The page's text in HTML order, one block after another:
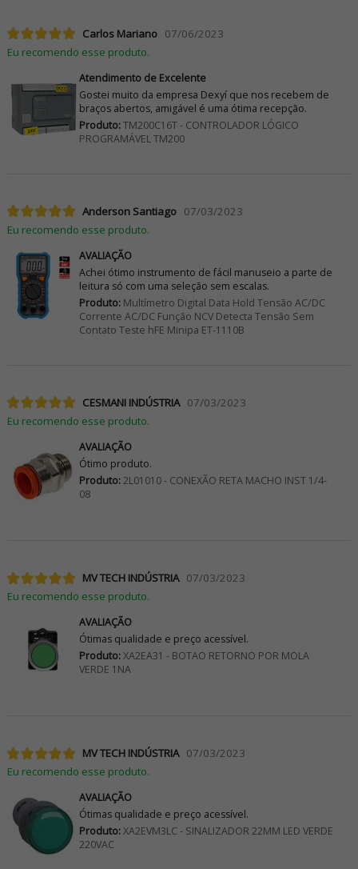
Carlos Mariano 07/06/2023
Eu recomendo esse produto.
Atendimento de Excelente
Gostei muito da empresa Dexyí que nos recebem de
braços abertos, amigável é uma ótima recepção.
Produto:TM200C16T - CONTROLADOR LÓGICO
PROGRAMÁVEL TM200
Anderson Santiago 07/03/2023
Eu recomendo esse produto.
AVALIAÇÃO
Achei ótimo instrumento de fácil manuseio a parte de
leitura só com uma seleção sem escalas.
Produto:Multímetro Digital Data Hold Tensão AC/DC
Corrente AC/DC Função NCV Detecta Tensão Sem
Contato Teste hFE Minipa ET-1110B
CESMANI INDÚSTRIA 07/03/2023
Eu recomendo esse produto.
AVALIAÇÃO
Ótimo produto.
Produto:2L01010 - CONEXÃO RETA MACHO INST 1/4-
08
MV TECH INDÚSTRIA 07/03/2023
Eu recomendo esse produto.
AVALIAÇÃO
Ótimas qualidade e preço acessível.
Produto:XA2EA31 - BOTAO RETORNO POR MOLA
VERDE 1NA
MV TECH INDÚSTRIA 07/03/2023
Eu recomendo esse produto.
AVALIAÇÃO
Ótimas qualidade e preço acessível.
Produto:XA2EVM3LC - SINALIZADOR 22MM LED VERDE
220VAC